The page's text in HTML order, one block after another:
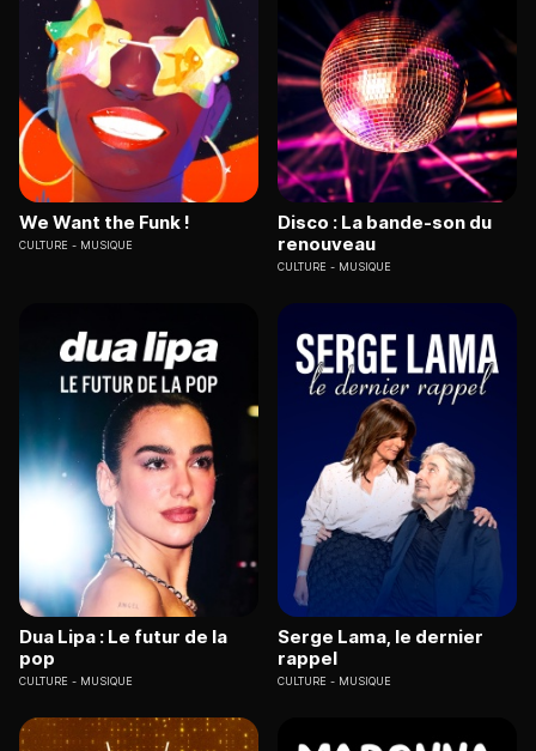
We Want the Funk !
CULTURE MUSIQUE
Disco : La bande-son du
renouveau
CULTURE MUSIQUE
Dua Lipa : Le futur de la
pop
CULTURE MUSIQUE
Serge Lama, le dernier
rappel
CULTURE MUSIQUE